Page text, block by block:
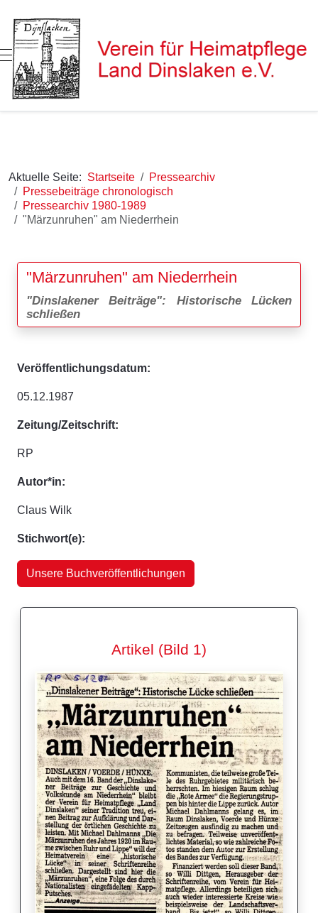
Mobile Menu Toggle
Aktuelle Seite: Startseite
Pressearchiv
Pressebeiträge chronologisch
Pressearchiv 1980-1989
"Märzunruhen" am Niederrhein
"Märzunruhen" am Niederrhein
"Dinslakener Beiträge": Historische Lücken
schließen
Veröffentlichungsdatum:
05.12.1987
Zeitung/Zeitschrift:
RP
Autor*in:
Claus Wilk
Stichwort(e):
Unsere Buchveröffentlichungen
Artikel (Bild 1)